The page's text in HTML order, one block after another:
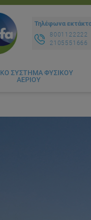
Τηλέφωνα
8001122222
2105551666
ΣΥΣΤΗΜΑ ΦΥΣΙΚΟΥ
ΑΕΡΙΟΥ